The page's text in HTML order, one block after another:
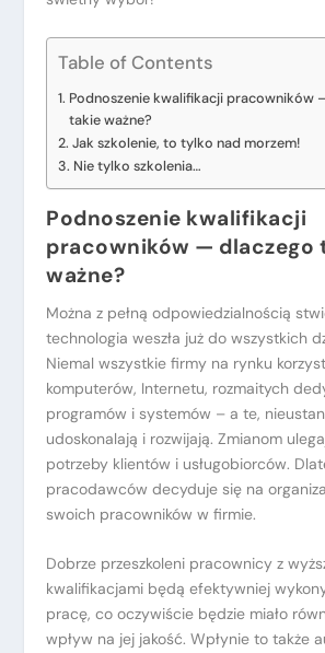
Table of Contents
Podnoszenie kwalifikacji pracowników
takie ważne?
Jak szkolenie, to tylko nad morzem!
Nie tylko szkolenia…
Podnoszenie kwalifikacji
pracowników — dlaczego
ważne?
Można z pełną odpowiedzialnością
technologia weszła już do wszystkich
Niemal wszystkie firmy na rynku
komputerów, Internetu, rozmaitych
programów i systemów – a te,
udoskonalają i rozwijają. Zmianom
potrzeby klientów i usługobiorców.
pracodawców decyduje się na
swoich pracowników w firmie.
Dobrze przeszkoleni pracownicy z
kwalifikacjami będą efektywniej
pracę, co oczywiście będzie miało
wpływ na jej jakość. Wpłynie to także